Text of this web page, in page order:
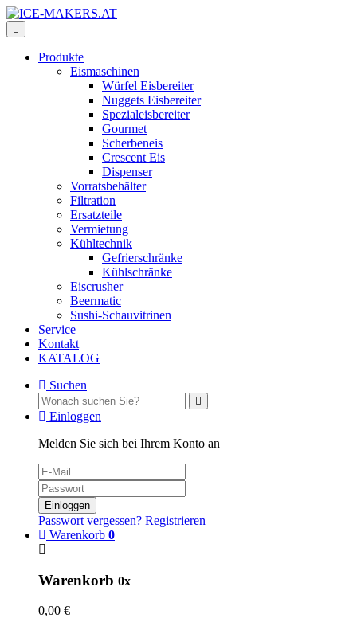
Produkte
Eismaschinen
Würfel Eisbereiter
Nuggets Eisbereiter
Spezialeisbereiter
Gourmet
Scherbeneis
Crescent Eis
Dispenser
Vorratsbehälter
Filtration
Ersatzteile
Vermietung
Kühltechnik
Gefrierschränke
Kühlschränke
Eiscrusher
Beermatic
Sushi-Schauvitrinen
Service
Kontakt
KATALOG
Suchen
Einloggen
Melden Sie sich bei Ihrem Konto an
Einloggen
Passwort vergessen? Registrieren
Warenkorb 0
Warenkorb 0x
0,00 €